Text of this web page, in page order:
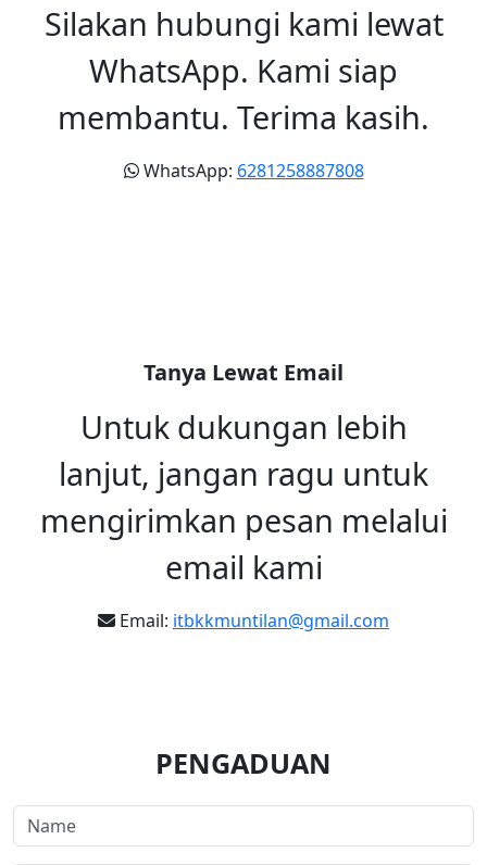
Silakan hubungi kami lewat
WhatsApp. Kami siap
membantu. Terima kasih.
WhatsApp: 6281258887808
Tanya Lewat Email
Untuk dukungan lebih
lanjut, jangan ragu untuk
mengirimkan pesan melalui
email kami
Email: itbkkmuntilan@gmail.com
PENGADUAN